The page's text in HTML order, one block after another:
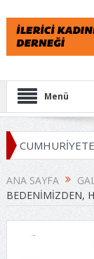
Menü
ANA SAYFA
BEDENIMIZDEN,